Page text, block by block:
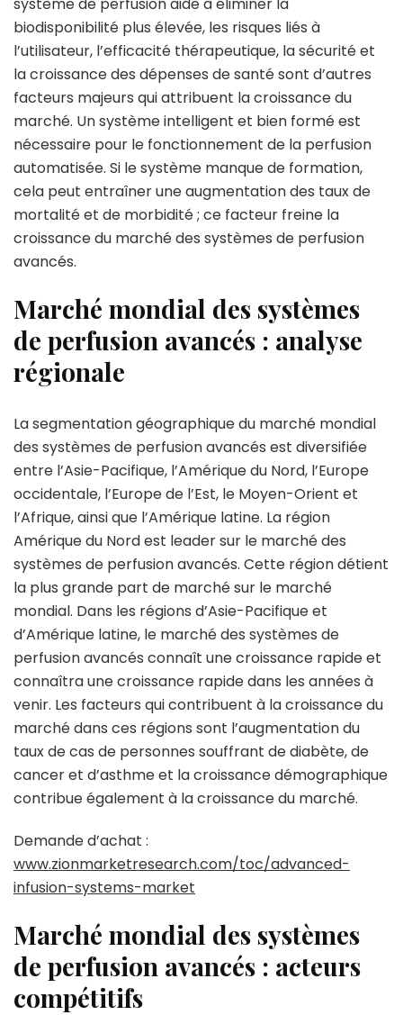
biodisponibilité plus élevée, les risques liés à
l’utilisateur, l’efficacité thérapeutique, la sécurité et
la croissance des dépenses de santé sont d’autres
facteurs majeurs qui attribuent la croissance du
marché. Un système intelligent et bien formé est
nécessaire pour le fonctionnement de la perfusion
automatisée. Si le système manque de formation,
cela peut entraîner une augmentation des taux de
mortalité et de morbidité ; ce facteur freine la
croissance du marché des systèmes de perfusion
avancés.
Marché mondial des systèmes
de perfusion avancés : analyse
régionale
La segmentation géographique du marché mondial
des systèmes de perfusion avancés est diversifiée
entre l’Asie-Pacifique, l’Amérique du Nord, l’Europe
occidentale, l’Europe de l’Est, le Moyen-Orient et
l’Afrique, ainsi que l’Amérique latine. La région
Amérique du Nord est leader sur le marché des
systèmes de perfusion avancés. Cette région détient
la plus grande part de marché sur le marché
mondial. Dans les régions d’Asie-Pacifique et
d’Amérique latine, le marché des systèmes de
perfusion avancés connaît une croissance rapide et
connaîtra une croissance rapide dans les années à
venir. Les facteurs qui contribuent à la croissance du
marché dans ces régions sont l’augmentation du
taux de cas de personnes souffrant de diabète, de
cancer et d’asthme et la croissance démographique
contribue également à la croissance du marché.
Demande d’achat :
www.zionmarketresearch.com/toc/advanced-
infusion-systems-market
Marché mondial des systèmes
de perfusion avancés : acteurs
compétitifs